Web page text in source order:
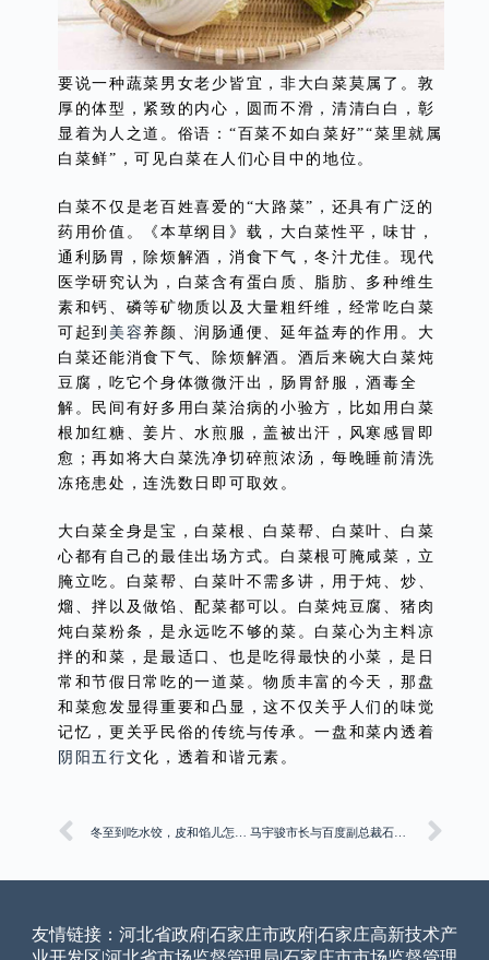
要说一种蔬菜男女老少皆宜，非大白菜莫属了。敦
厚的体型，紧致的内心，圆而不滑，清清白白，彰
显着为人之道。俗语：“百菜不如白菜好”“菜里就属
白菜鲜”，可见白菜在人们心目中的地位。
白菜不仅是老百姓喜爱的“大路菜”，还具有广泛的
药用价值。《本草纲目》载，大白菜性平，味甘，
通利肠胃，除烦解酒，消食下气，冬汁尤佳。现代
医学研究认为，白菜含有蛋白质、脂肪、多种维生
素和钙、磷等矿物质以及大量粗纤维，经常吃白菜
可起到 美容 养颜、润肠通便、延年益寿的作用。大
白菜还能消食下气、除烦解酒。酒后来碗大白菜炖
豆腐，吃它个身体微微汗出，肠胃舒服，酒毒全
解。民间有好多用白菜治病的小验方，比如用白菜
根加红糖、姜片、水煎服，盖被出汗，风寒感冒即
愈；再如将大白菜洗净切碎煎浓汤，每晚睡前清洗
冻疮患处，连洗数日即可取效。
大白菜全身是宝，白菜根、白菜帮、白菜叶、白菜
心都有自己的最佳出场方式。白菜根可腌咸菜，立
腌立吃。白菜帮、白菜叶不需多讲，用于炖、炒、
熘、拌以及做馅、配菜都可以。白菜炖豆腐、猪肉
炖白菜粉条，是永远吃不够的菜。白菜心为主料凉
拌的和菜，是最适口、也是吃得最快的小菜，是日
常和节假日常吃的一道菜。物质丰富的今天，那盘
和菜愈发显得重要和凸显，这不仅关乎人们的味觉
记忆，更关乎民俗的传统与传承。一盘和菜内透着
阴阳五行文化，透着和谐元素。
冬至到吃水饺，皮和馅儿怎么挑？
友情链接： 河北省政府|石家庄市政府|石家庄高新技术产